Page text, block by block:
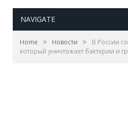
NAVIGATE
Home » Новости »
В России
который уничтожает бактерии и